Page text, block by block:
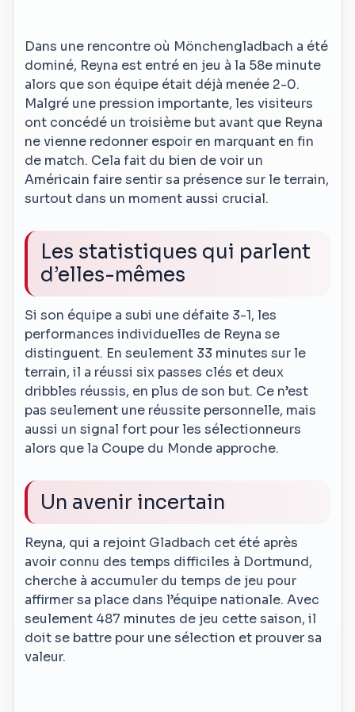
Dans une rencontre où Mönchengladbach a été
dominé, Reyna est entré en jeu à la 58e minute
alors que son équipe était déjà menée 2-0.
Malgré une pression importante, les visiteurs
ont concédé un troisième but avant que Reyna
ne vienne redonner espoir en marquant en fin
de match. Cela fait du bien de voir un
Américain faire sentir sa présence sur le terrain,
surtout dans un moment aussi crucial.
Les statistiques qui parlent
d’elles-mêmes
Si son équipe a subi une défaite 3-1, les
performances individuelles de Reyna se
distinguent. En seulement 33 minutes sur le
terrain, il a réussi six passes clés et deux
dribbles réussis, en plus de son but. Ce n’est
pas seulement une réussite personnelle, mais
aussi un signal fort pour les sélectionneurs
alors que la Coupe du Monde approche.
Un avenir incertain
Reyna, qui a rejoint Gladbach cet été après
avoir connu des temps difficiles à Dortmund,
cherche à accumuler du temps de jeu pour
affirmer sa place dans l’équipe nationale. Avec
seulement 487 minutes de jeu cette saison, il
doit se battre pour une sélection et prouver sa
valeur.